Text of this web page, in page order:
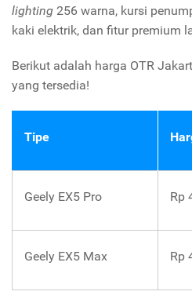
lighting 256 warna, kursi
kaki elektrik, dan fitur premium
Berikut adalah harga OTR
yang tersedia!
Tipe
Geely EX5 Pro Rp
Geely EX5 Max Rp